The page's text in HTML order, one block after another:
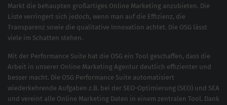
Markt die behaupten großartiges Online Marketing anzubieten. Die
Liste verringert sich jedoch, wenn man auf die Effizienz, die
Transparenz sowie die qualitative Innovation achtet. Die OSG lässt
viele im Schatten stehen.
Mit der Performance Suite hat die OSG ein Tool geschaffen, dass die
Arbeit in unserer Online Marketing Agentur deutlich effizienter und
besser macht. Die OSG Performance Suite automatisiert
wiederkehrende Aufgaben z.B. bei der SEO-Optimierung (SEO) und SEA
und vereint alle Online Marketing Daten in einem zentralen Tool. Dank